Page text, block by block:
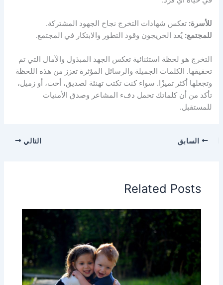
للأسرة: تعكس شهادات التخرج نجاح الجهود المشتركة.
للمجتمع: يُعد الخريجون وقود التطور والابتكار في المجتمع.
التخرج هو لحظة استثنائية تعكس الجهد المبذول والآمال التي تم
تحقيقها. الكلمات الجميلة والرسائل المؤثرة تعزز من هذه اللحظة
وتجعلها أكثر تميزًا. سواء كنت تكتب تهنئة لصديق، أخت، أو زميل،
تأكد من أن كلماتك تحمل دفء المشاعر وصدق الأمنيات
للمستقبل.
السابق التالي
Related Posts